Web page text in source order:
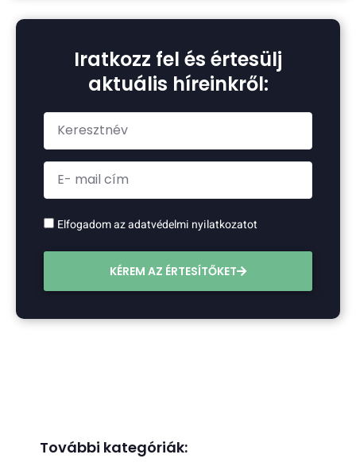
Iratkozz fel és értesülj
aktuális híreinkről:
Elfogadom az adatvédelmi nyilatkozatot
KÉREM AZ ÉRTESÍTŐKET
További kategóriák: